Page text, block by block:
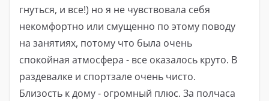
гнуться, и все!) но я не чувствовала себя
некомфортно или смущенно по этому поводу
на занятиях, потому что была очень
спокойная атмосфера - все оказалось круто. В
раздевалке и спортзале очень чисто.
Близость к дому - огромный плюс. За полчаса